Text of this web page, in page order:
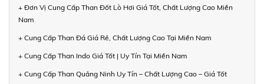
+ Đơn Vị Cung Cấp Than Đốt Lò Hơi Giá Tốt, Chất Lượng Cao Miền
Nam
+ Cung Cấp Than Đá Giá Rẻ, Chất Lượng Cao Tại Miền Nam
+ Cung Cấp Than Indo Giá Tốt | Uy Tín Tại Miền Nam
+ Cung Cấp Than Quảng Ninh Uy Tín – Chất Lượng Cao – Giá Tốt